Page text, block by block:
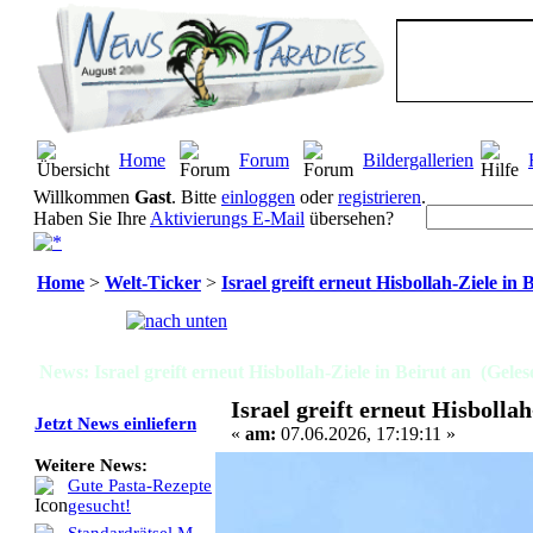
Home Forum Bildergallerien
Willkommen Gast. Bitte einloggen oderregistrieren.
Haben Sie Ihre Aktivierungs E-Mail übersehen?
Home > Welt-Ticker > Israel greift erneut Hisbollah-Ziele in
News: Israel greift erneut Hisbollah-Ziele in Beirut an
Jetzt News einliefern
Weitere News:
Gute Pasta-Rezepte
gesucht!
Israel greift erneut
« am: 07.06.2026, 17:19:11 »